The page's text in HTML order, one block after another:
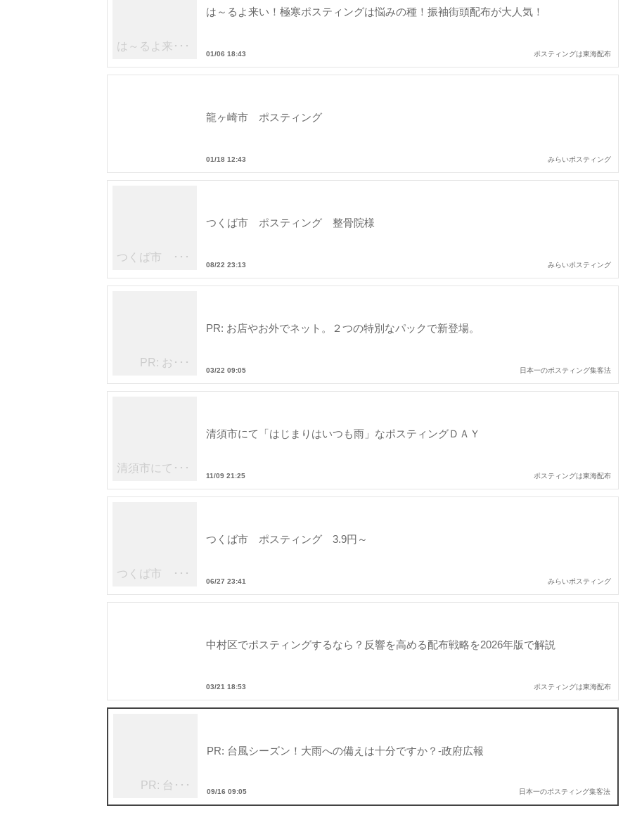
は～るよ来･･･
は～るよ来い！極寒ポスティングは悩みの種！振袖街頭配布が大人気！
01/06 18:43 ポスティングは東海配布
龍ヶ崎市 ポスティング
01/18 12:43 みらいポスティング
つくば市 ･･･
つくば市 ポスティング 整骨院様
08/22 23:13 みらいポスティング
PR: お･･･
PR: お店やお外でネット。２つの特別なパックで新登場。
03/22 09:05 日本一のポスティング集客法
清須市にて･･･
清須市にて「はじまりはいつも雨」なポスティングＤＡＹ
11/09 21:25 ポスティングは東海配布
つくば市 ･･･
つくば市 ポスティング 3.9円～
06/27 23:41 みらいポスティング
中村区でポスティングするなら？反響を高める配布戦略を2026年版で解説
03/21 18:53 ポスティングは東海配布
PR: 台･･･
PR: 台風シーズン！大雨への備えは十分ですか？-政府広報
09/16 09:05 日本一のポスティング集客法